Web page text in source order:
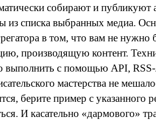
собирают и публикуют
из списка выбранных медиа.
в том, что вам не нужно
производящую контент.
выполнить с помощью API, RSS-
мастерства не
берите пример с указанного
И касательно «дармового»